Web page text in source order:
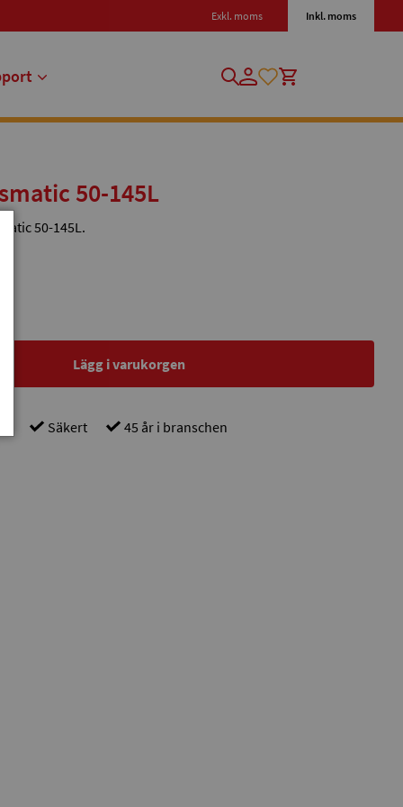
Exkl. moms Inkl. moms
50-145L
50-145L.
Lägg i varukorgen
Säkert 45 år i branschen